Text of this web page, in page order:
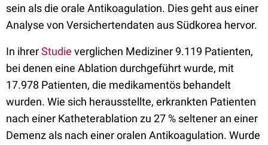
sein als die orale Antikoagulation. Dies geht aus einer
Analyse von Versichertendaten aus Südkorea hervor.
In ihrerStudie verglichen Mediziner 9.119 Patienten,
bei denen eine Ablation durchgeführt wurde, mit
17.978 Patienten, die medikamentös behandelt
wurden. Wie sich herausstellte, erkrankten Patienten
nach einer Katheterablation zu 27 % seltener an einer
Demenz als nach einer oralen Antikoagulation. Wurde